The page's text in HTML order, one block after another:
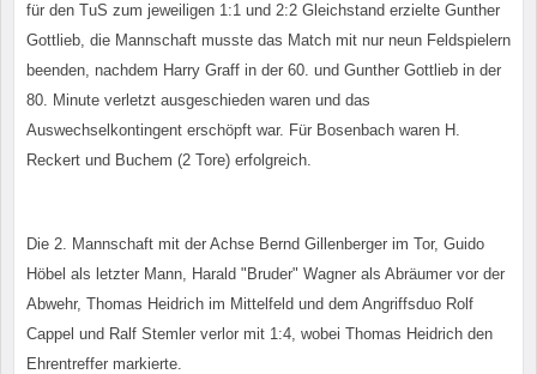
für den TuS zum jeweiligen 1:1 und 2:2 Gleichstand erzielte Gunther
Gottlieb, die Mannschaft musste das Match mit nur neun Feldspielern
beenden, nachdem Harry Graff in der 60. und Gunther Gottlieb in der
80. Minute verletzt ausgeschieden waren und das
Auswechselkontingent erschöpft war. Für Bosenbach waren H.
Reckert und Buchem (2 Tore) erfolgreich.
Die 2. Mannschaft mit der Achse Bernd Gillenberger im Tor, Guido
Höbel als letzter Mann, Harald "Bruder" Wagner als Abräumer vor der
Abwehr, Thomas Heidrich im Mittelfeld und dem Angriffsduo Rolf
Cappel und Ralf Stemler verlor mit 1:4, wobei Thomas Heidrich den
Ehrentreffer markierte.